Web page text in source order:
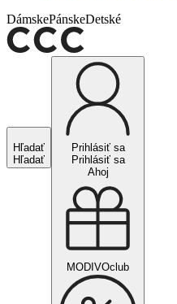
DámskePánskeDetské
Hľadať
Hľadať
Prihlásiť sa
Prihlásiť sa
Ahoj
MODIVOclub